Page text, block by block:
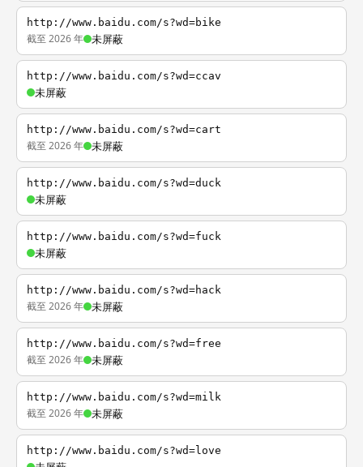
http://www.baidu.com/s?wd=bike
截至 2026 年 未屏蔽
http://www.baidu.com/s?wd=ccav
未屏蔽
http://www.baidu.com/s?wd=cart
截至 2026 年 未屏蔽
http://www.baidu.com/s?wd=duck
未屏蔽
http://www.baidu.com/s?wd=fuck
未屏蔽
http://www.baidu.com/s?wd=hack
截至 2026 年 未屏蔽
http://www.baidu.com/s?wd=free
截至 2026 年 未屏蔽
http://www.baidu.com/s?wd=milk
截至 2026 年 未屏蔽
http://www.baidu.com/s?wd=love